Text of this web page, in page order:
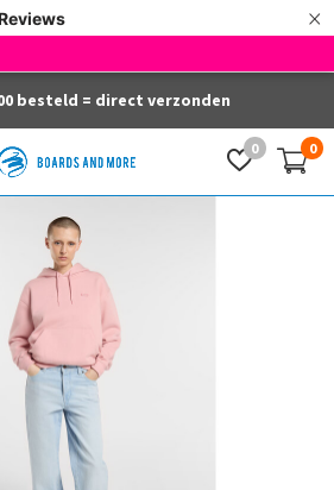
×
0 0
besteld = direct verzonden